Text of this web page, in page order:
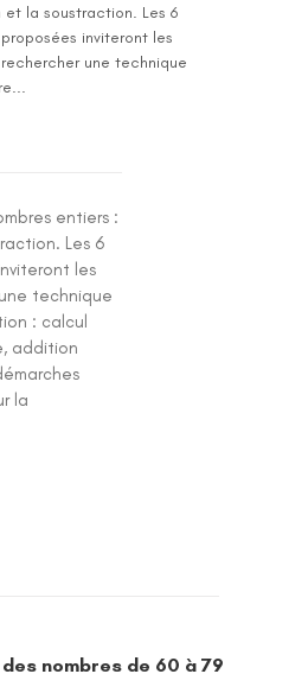
et la soustraction. Les 6
inviteront les
une technique
entiers :
Les 6
les
technique
: calcul
addition
la
des nombres de 60 à 79